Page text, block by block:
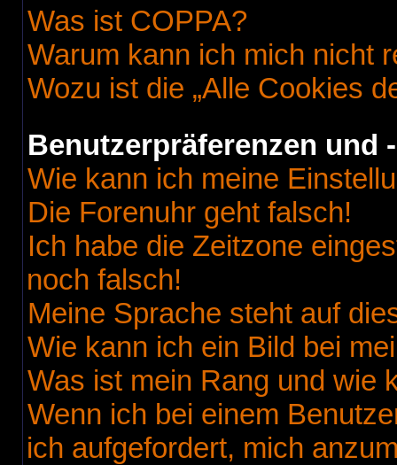
Was ist COPPA?
Warum kann ich mich nicht
Wozu ist die „Alle Cookies
Benutzerpräferenzen und
Wie kann ich meine
Die Forenuhr geht falsch!
Ich habe die Zeitzone
noch falsch!
Meine Sprache steht auf
Wie kann ich ein Bild bei
Was ist mein Rang und wie
Wenn ich bei einem
ich aufgefordert, mich